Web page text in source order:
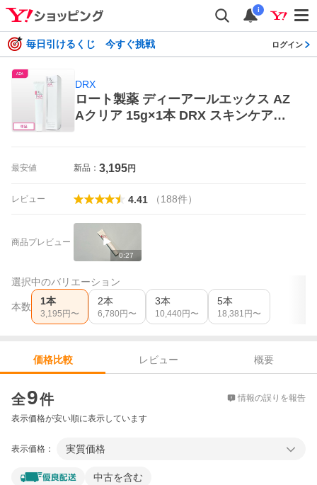
i
毎日引けるくじ 今すぐ挑戦 ログイン
DRX
ロート製薬 ディーアールエックス AZ
Aクリア 15g×1本 DRX スキンケアク
最安値 新品： 3,195円
レビュー 4.41 （188件）
商品プレビュー
0:27
選択中のバリエーション
本数 1本
3,195 円〜
2本
6,780 円〜
3本
10,440 円〜
5本
18,381 円〜
価格比較 レビュー
概要
全9件 情報の誤りを報告
表示価格が安い順に表示しています
表示価格： 実質価格
中古を含む